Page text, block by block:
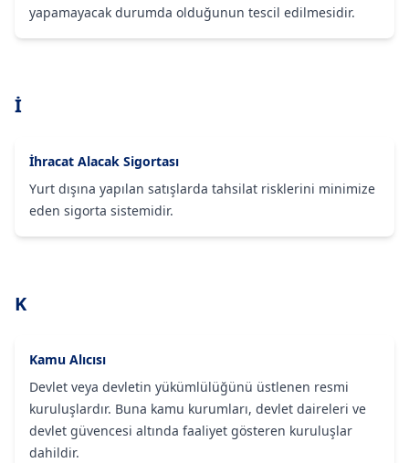
yapamayacak durumda olduğunun tescil edilmesidir.
İ
İhracat Alacak Sigortası
Yurt dışına yapılan satışlarda tahsilat risklerini minimize
eden sigorta sistemidir.
K
Kamu Alıcısı
Devlet veya devletin yükümlülüğünü üstlenen resmi
kuruluşlardır. Buna kamu kurumları, devlet daireleri ve
devlet güvencesi altında faaliyet gösteren kuruluşlar
dahildir.